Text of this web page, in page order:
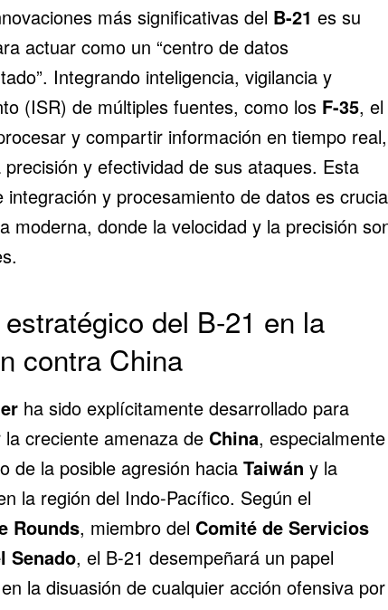
más significativas del B-21 es su
actuar como un “centro de datos
Integrando inteligencia, vigilancia y
(ISR) de múltiples fuentes, como los F-35, el
y compartir información en tiempo real,
precisión y efectividad de sus ataques. Esta
integración y procesamiento de datos es
moderna, donde la velocidad y la precisión
del B-21 en la
contra China
ha sido explícitamente desarrollado para
creciente amenaza de China, especialmente
de la posible agresión hacia Taiwán y la
la región del Indo-Pacífico. Según el
Rounds, miembro del Comité de Servicios
Senado, el B-21 desempeñará un papel
la disuasión de cualquier acción ofensiva por